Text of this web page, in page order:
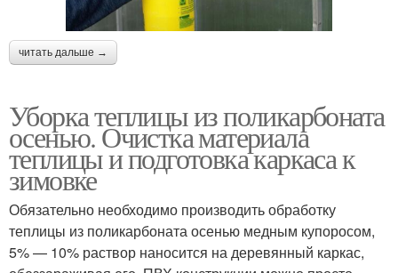
читать дальше →
Уборка теплицы из поликарбоната
осенью. Очистка материала
теплицы и подготовка каркаса к
зимовке
Обязательно необходимо производить обработку
теплицы из поликарбоната осенью медным купоросом,
5% — 10% раствор наносится на деревянный каркас,